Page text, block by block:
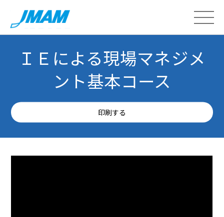
ＩＥによる現場マネジメ
ント基本コース
印刷する